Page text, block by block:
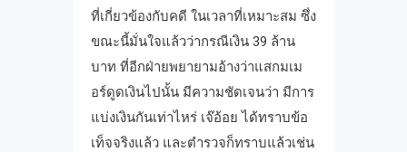
ที่เกี่ยวข้องกับคดี ในเวลาที่เหมาะสม ซึ่ง
ขณะนี้มั่นใจแล้วว่ากรณีเงิน 39 ล้าน
บาท ที่อีกฝ่ายพยายามอ้างว่าแสกมเม
อร์ดูดเงินไปนั้น มีความชัดเจนว่า มีการ
แบ่งเงินกันเท่าไหร่ เจ๊อ้อย ได้ทราบข้อ
เท็จจริงแล้ว และตำรวจก็ทราบแล้วเช่น